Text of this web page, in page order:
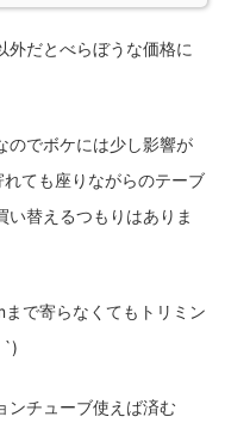
外だとべらぼうな価格に
のでボケには少し影響が
ても座りながらのテーブ
い替えるつもりはありま
で寄らなくてもトリミン
`)
ンチューブ使えば済む